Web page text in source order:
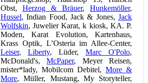
Obst, Herzog & Bräuer, Hunkemöller,
Hussel, Indian Food, Jack & Jones, Jack
Wolfskin, Juwelier Karat, k kiosk, KA. P.
Moden, Karat Evolution, Kartenhaus,
Krass Optik, L’Osteria im Allee-Center,
Leiser, Liberty, Lüder, Marc O'Polo,
McDonald's,McPaper, Meyer Reisen,
mister*lady, Mobilcom Debitel, More &
More, Müller, Mustang, My Storyteller,